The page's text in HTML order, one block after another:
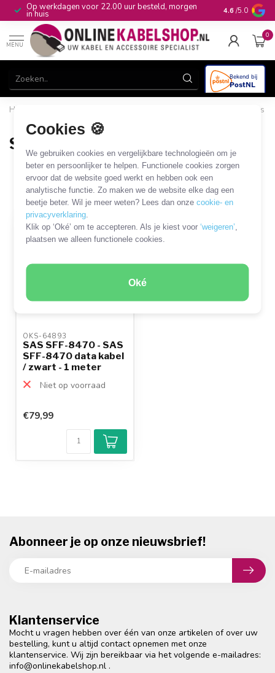
Cookies 🍪
We gebruiken cookies en vergelijkbare technologieën om je
beter en persoonlijker te helpen. Functionele cookies zorgen
ervoor dat de website goed werkt en hebben ook een
analytische functie. Zo maken we de website elke dag een
beetje beter. Wil je meer weten? Lees dan onzecookie- en
privacyverklaring
Klik op ‘Oké’ om te accepteren. Als je kiest voor‘weigeren’
plaatsen we alleen functionele cookies.
Oké
Op werkdagen voor 22.00 uur besteld, morgen
in huis 10+jaar
4.6 /5.0
MENU
0
Home
HDD/SSD en overige drives
SAS / Mini-SAS kabels en adapters
SAS - SAS
1 PRODUCT
Filters SORTEER OP
OKS-64893
SAS SFF-8470 - SAS
SFF-8470 data kabel
/ zwart - 1 meter
Niet op voorraad
€79,99
Klantenservice
Mocht u vragen hebben over één van onze artikelen of over uw
bestelling, kunt u altijd contact opnemen met onze
klantenservice. Wij zijn bereikbaar via het volgende e-mailadres:
info@onlinekabelshop.nl .
Abonneer je op onze nieuwsbrief!